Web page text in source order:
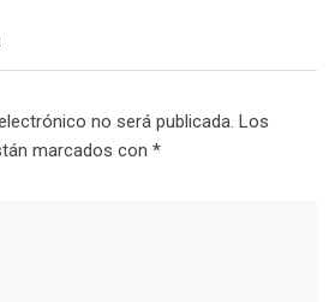
no será publicada. Los
marcados con *